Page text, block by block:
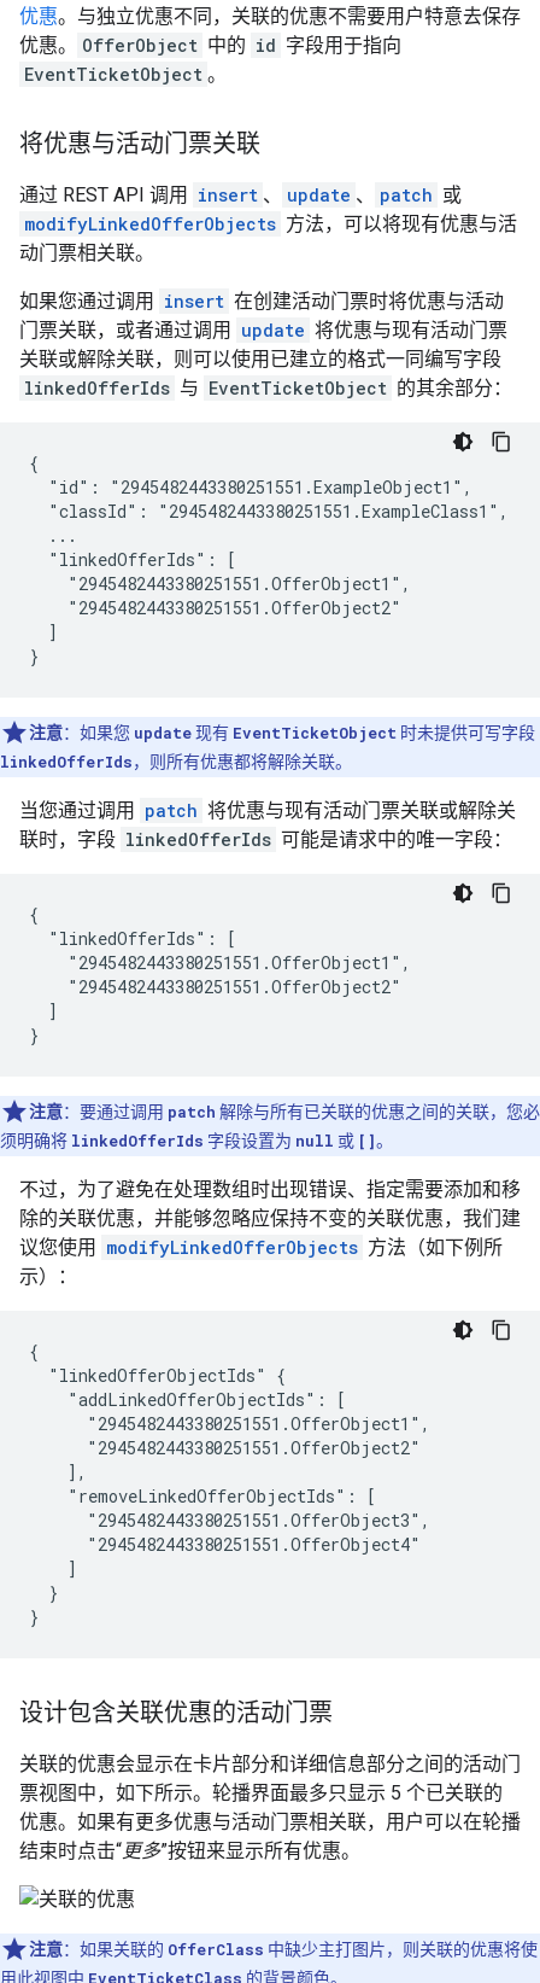
优惠。与独立优惠不同，关联的优惠不需要用户特意去保存
优惠。
OfferObject 中的 id 字段用于指向
EventTicketObject 。
将优惠与活动门票关联
通过 REST API 调用 insert 、 update 、 patch 或
modifyLinkedOfferObjects 方法，可以将现有优惠与活
动门票相关联。
如果您通过调用 insert 在创建活动门票时将优惠与活动
门票关联，或者通过调用
update 将优惠与现有活动门票
关联或解除关联，则可以使用已建立的格式一同编写字段
linkedOfferIds 与 EventTicketObject 的其余部分：
{
  "id": "2945482443380251551.ExampleObject1",
  "classId": "2945482443380251551.ExampleClass1",
  ...
  "linkedOfferIds": [
    "2945482443380251551.OfferObject1",
    "2945482443380251551.OfferObject2"
  ]
}
注意：如果您 update现有 EventTicketObject 时未提供可写字段
linkedOfferIds，则所有优惠都将解除关联。
当您通过调用 patch 将优惠与现有活动门票关联或解除关
联时，字段 linkedOfferIds 可能是请求中的唯一字段：
{
  "linkedOfferIds": [
    "2945482443380251551.OfferObject1",
    "2945482443380251551.OfferObject2"
  ]
}
注意：要通过调用 patch 解除与所有已关联的优惠之间的关联，您必
须明确将 linkedOfferIds 字段设置为 null 或 []。
不过，为了避免在处理数组时出现错误、指定需要添加和移
除的关联优惠，并能够忽略应保持不变的关联优惠，我们建
议您使用
modifyLinkedOfferObjects 方法（如下例所
示）：
{
  "linkedOfferObjectIds" {
    "addLinkedOfferObjectIds": [
      "2945482443380251551.OfferObject1",
      "2945482443380251551.OfferObject2"
    ],
    "removeLinkedOfferObjectIds": [
      "2945482443380251551.OfferObject3",
      "2945482443380251551.OfferObject4"
    ]
  }
}
设计包含关联优惠的活动门票
关联的优惠会显示在卡片部分和详细信息部分之间的活动门
票视图中，如下所示。轮播界面最多只显示 5 个已关联的
优惠。如果有更多优惠与活动门票相关联，用户可以在轮播
结束时点击“更多”按钮来显示所有优惠。
注意：如果关联的 OfferClass 中缺少主打图片，则关联的优惠将使
用此视图中 EventTicketClass 的背景颜色。